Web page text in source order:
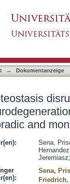
and
→ Dokumentanzeige
and
Sena,
Jeremiasz
Sena,
Friedrich,